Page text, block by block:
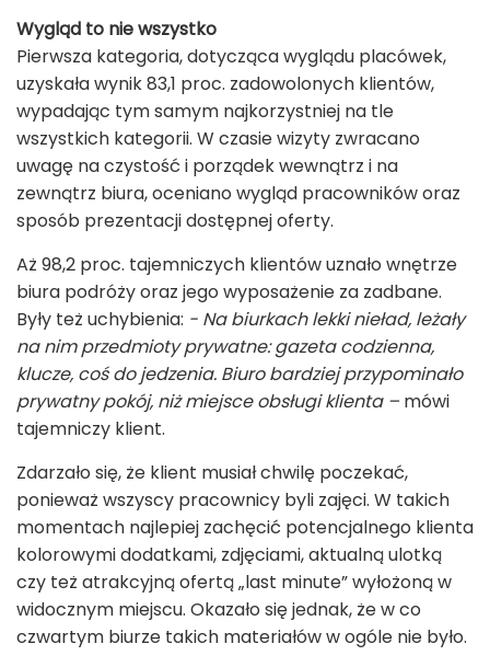
Wygląd to nie wszystko
Pierwsza kategoria, dotycząca wyglądu placówek,
uzyskała wynik 83,1 proc. zadowolonych klientów,
wypadając tym samym najkorzystniej na tle
wszystkich kategorii. W czasie wizyty zwracano
uwagę na czystość i porządek wewnątrz i na
zewnątrz biura, oceniano wygląd pracowników oraz
sposób prezentacji dostępnej oferty.
Aż 98,2 proc. tajemniczych klientów uznało wnętrze
biura podróży oraz jego wyposażenie za zadbane.
Były też uchybienia: - Na biurkach lekki nieład, leżały
na nim przedmioty prywatne: gazeta codzienna,
klucze, coś do jedzenia. Biuro bardziej przypominało
prywatny pokój, niż miejsce obsługi klienta – mówi
tajemniczy klient.
Zdarzało się, że klient musiał chwilę poczekać,
ponieważ wszyscy pracownicy byli zajęci. W takich
momentach najlepiej zachęcić potencjalnego klienta
kolorowymi dodatkami, zdjęciami, aktualną ulotką
czy też atrakcyjną ofertą „last minute” wyłożoną w
widocznym miejscu. Okazało się jednak, że w co
czwartym biurze takich materiałów w ogóle nie było.